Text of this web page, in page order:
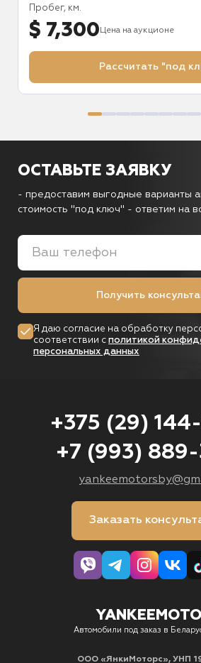
Пробег, км.
$ 7,300 Цена на аукционе
Рассчитать "под
ОСТАВЬТЕ ЗАЯВКУ
- предоставим выгодные варианты
стоимость "под ключ" - ответим на
Получить
Я даю согласие на обработку
соответствии с политикой
персональных данных
+375 (29)
+7 (993)
Заказать
Автомобили под заказ в
ООО «ЯнкиМоторс», УНП